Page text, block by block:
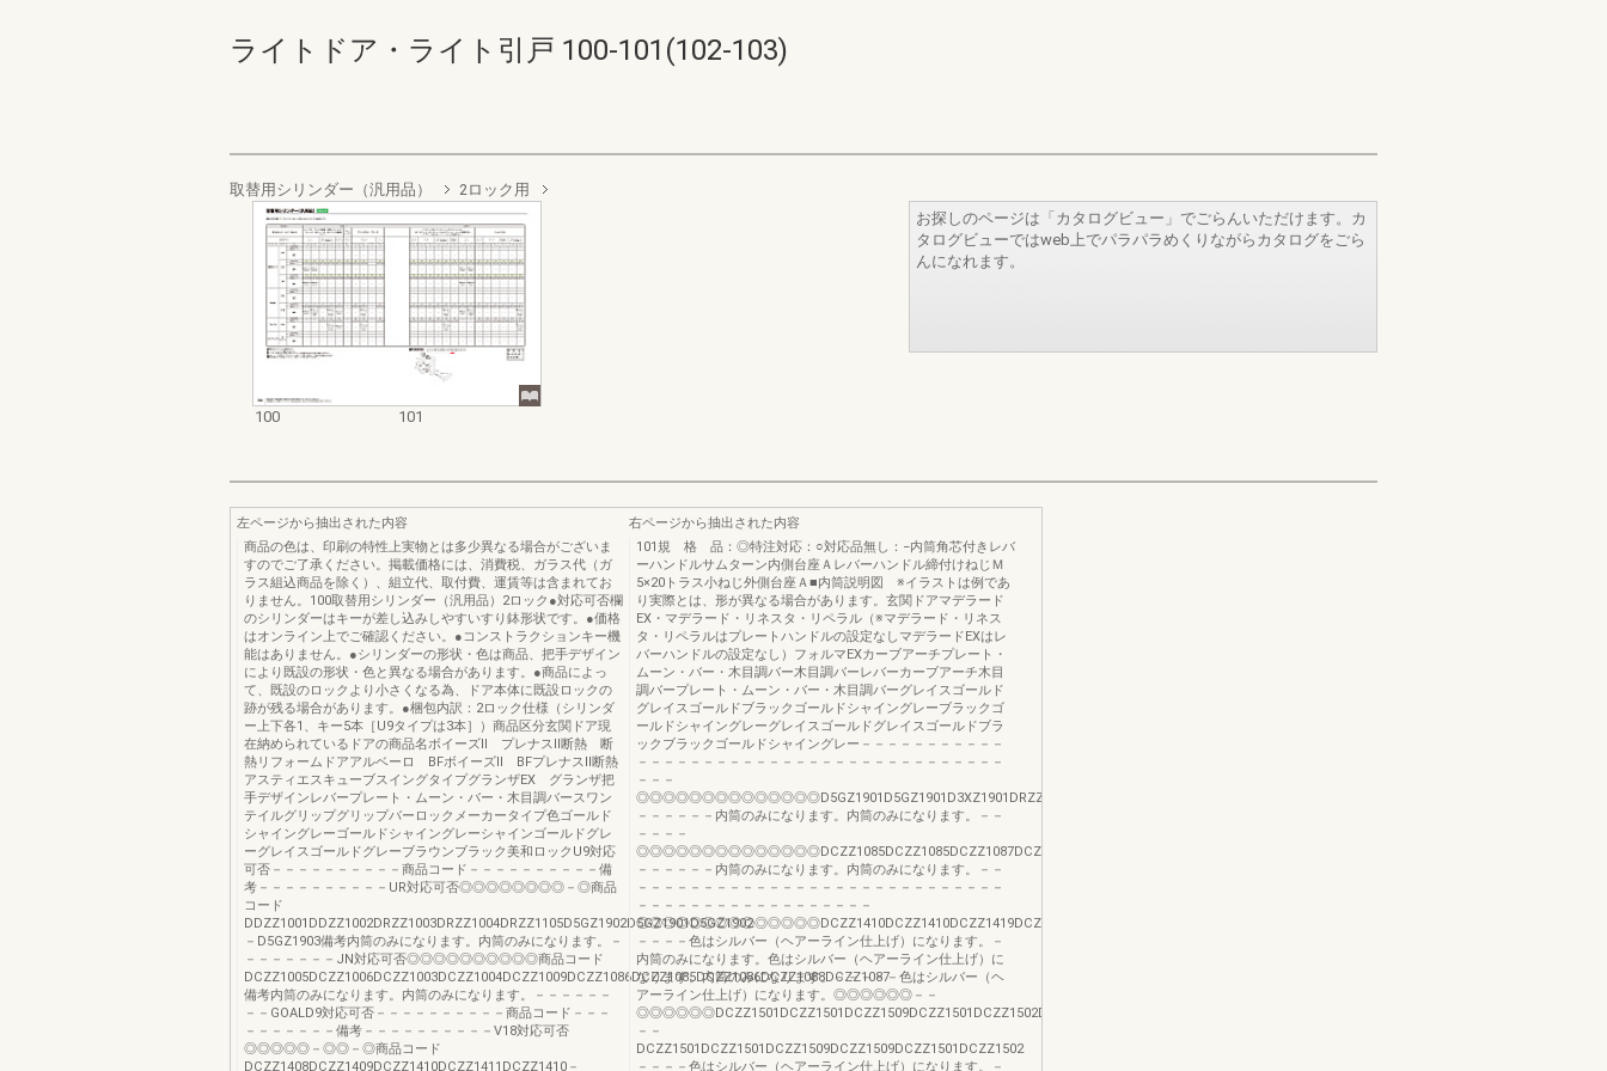
ライトドア・ライト引戸 100-101(102-103)
取替用シリンダー（汎用品） 2ロック用
100 101
お探しのページは「カタログビュー」でごらんいただけます。カ
タログビューではweb上でパラパラめくりながらカタログをごら
んになれます。
左ページから抽出された内容
商品の色は、印刷の特性上実物とは多少異なる場合がございま
すのでご了承ください。掲載価格には、消費税、ガラス代（ガ
ラス組込商品を除く）、組立代、取付費、運賃等は含まれてお
りません。100取替用シリンダー（汎用品）2ロック●対応可否欄
のシリンダーはキーが差し込みしやすいすり鉢形状です。●価格
はオンライン上でご確認ください。●コンストラクションキー機
能はありません。●シリンダーの形状・色は商品、把手デザイン
により既設の形状・色と異なる場合があります。●商品によっ
て、既設のロックより小さくなる為、ドア本体に既設ロックの
跡が残る場合があります。●梱包内訳：2ロック仕様（シリンダ
ー上下各1、キー5本［U9タイプは3本］）商品区分玄関ドア現
在納められているドアの商品名ボイーズⅡ プレナスⅡ断熱 断
熱リフォームドアアルベーロ BFボイーズⅡ BFプレナスⅡ断熱
アスティエスキューブスイングタイプグランザEX グランザ把
手デザインレバープレート・ムーン・バー・木目調バースワン
テイルグリップグリップバーロックメーカータイプ色ゴールド
シャイングレーゴールドシャイングレーシャインゴールドグレ
ーグレイスゴールドグレーブラウンブラック美和ロックU9対応
可否－－－－－－－－－－商品コード－－－－－－－－－－備
考－－－－－－－－－－UR対応可否◎◎◎◎◎◎◎◎－◎商品
コード
DDZZ1001DDZZ1002DRZZ1003DRZZ1004DRZZ1105D5GZ1902D5GZ1901D5GZ1902
－D5GZ1903備考内筒のみになります。内筒のみになります。－
－－－－－－－JN対応可否◎◎◎◎◎◎◎◎◎◎商品コード
DCZZ1005DCZZ1006DCZZ1003DCZZ1004DCZZ1009DCZZ1086DCZZ1085DCZZ1086DCZZ1088DCZZ1087
備考内筒のみになります。内筒のみになります。－－－－－－
－－GOALD9対応可否－－－－－－－－－－商品コード－－－
－－－－－－－備考－－－－－－－－－－V18対応可否
◎◎◎◎◎－◎◎－◎商品コード
DCZZ1408DCZZ1409DCZZ1410DCZZ1411DCZZ1410－
右ページから抽出された内容
101規 格 品：◎特注対応：○対応品無し：−内筒角芯付きレバ
ーハンドルサムターン内側台座Ａレバーハンドル締付けねじＭ
5×20トラス小ねじ外側台座Ａ■内筒説明図 ※イラストは例であ
り実際とは、形が異なる場合があります。玄関ドアマデラード
EX・マデラード・リネスタ・リペラル（※マデラード・リネス
タ・リペラルはプレートハンドルの設定なしマデラードEXはレ
バーハンドルの設定なし）フォルマEXカーブアーチプレート・
ムーン・バー・木目調バー木目調バーレバーカーブアーチ木目
調バープレート・ムーン・バー・木目調バーグレイスゴールド
グレイスゴールドブラックゴールドシャイングレーブラックゴ
ールドシャイングレーグレイスゴールドグレイスゴールドブラ
ックブラックゴールドシャイングレー－－－－－－－－－－－
－－－－－－－－－－－－－－－－－－－－－－－－－－－－
－－－
－－－－－－内筒のみになります。内筒のみになります。－－
－－－－
－－－－－－内筒のみになります。内筒のみになります。－－
－－－－－－－－－－－－－－－－－－－－－－－－－－－－
－－－－－－－－－－－－－－－－－－
－－－－色はシルバー（ヘアーライン仕上げ）になります。－
内筒のみになります。色はシルバー（ヘアーライン仕上げ）に
なります。内筒のみになります。－－－－－色はシルバー（ヘ
アーライン仕上げ）になります。◎◎◎◎◎◎－－
◎◎◎◎◎◎DCZZ1501DCZZ1501DCZZ1509DCZZ1501DCZZ1502DCZZ1509
－－
DCZZ1501DCZZ1501DCZZ1509DCZZ1509DCZZ1501DCZZ1502
－－－－色はシルバー（ヘアーライン仕上げ）になります。－